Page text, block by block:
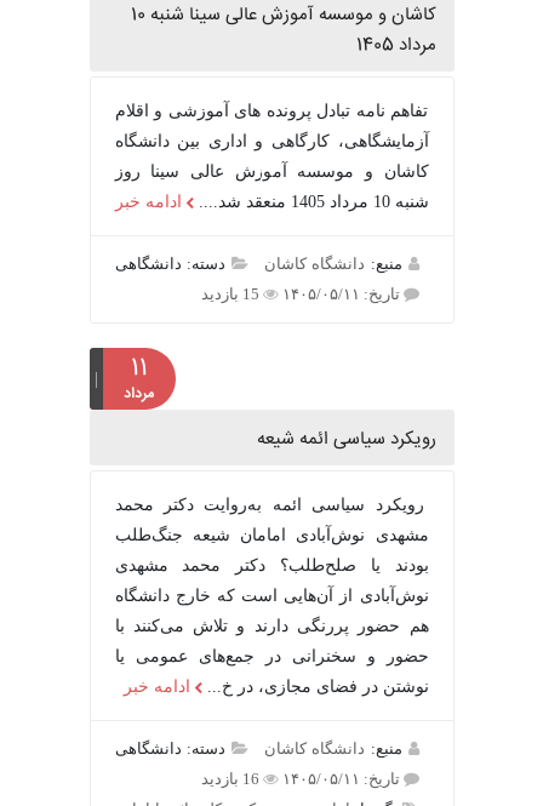
کاشان و موسسه آموزش عالی سینا شنبه 10
تفاهم نامه تبادل پرونده‌ های آموزشی و اقلام
آزمایشگاهی، کارگاهی و اداری بین دانشگاه
کاشان و موسسه آموزش عالی سینا روز
ادامه خبر
منبع:دانشگاه کاشان
دسته: دانشگاهی
تاریخ: ۱۴۰۵/۰۵/۱۱
15 بازدید
مرداد
رویکرد سیاسی ائمه شیعه
رویکرد سیاسی ائمه به‌روایت دکتر محمد
مشهدی نوش‌آبادی امامان شیعه جنگ‌طلب
بودند یا صلح‌طلب؟ دکتر محمد مشهدی
نوش‌آبادی از آن‌هایی است که خارج دانشگاه
هم حضور پررنگی دارند و تلاش می‌کنند با
حضور و سخنرانی در جمع‌های عمومی یا
نوشتن در فضای مجازی، در خ...
ادامه خبر
منبع:دانشگاه کاشان
دسته: دانشگاهی
تاریخ: ۱۴۰۵/۰۵/۱۱
16 بازدید